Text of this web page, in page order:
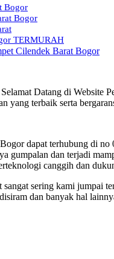
Bogor
Bogor
TERMURAH
Cilendek Barat Bogor
Datang di Website
yang terbaik serta
dapat terhubung di
gumpalan dan terjadi
canggih dan
sering kami jumpai
dan banyak hal